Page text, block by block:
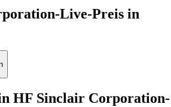
Live-Preis in
HF Sinclair Corporation-